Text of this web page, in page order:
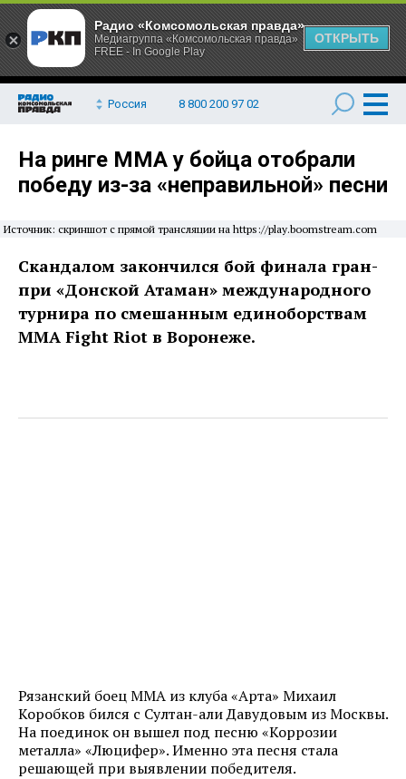
Россия 8 800 200 97 02
На ринге ММА у бойца отобрали
победу из-за «неправильной» песни
Источник: скриншот с прямой трансляции на https://play.boomstream.com
Скандалом закончился бой финала гран-
при «Донской Атаман» международного
турнира по смешанным единоборствам
ММА Fight Riot в Воронеже.
Рязанский боец ММА из клуба «Арта» Михаил
Коробков бился с Султан-али Давудовым из Москвы.
На поединок он вышел под песню «Коррозии
металла» «Люцифер». Именно эта песня стала
решающей при выявлении победителя.
Радио «Комсомольская правда»
Медиагруппа «Комсомольская правда»
FREE - In Google Play
ОТКРЫТЬ